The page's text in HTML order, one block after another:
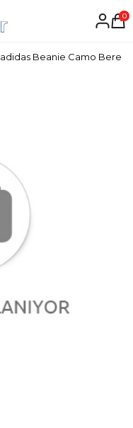
0
adidas Beanie Camo Bere